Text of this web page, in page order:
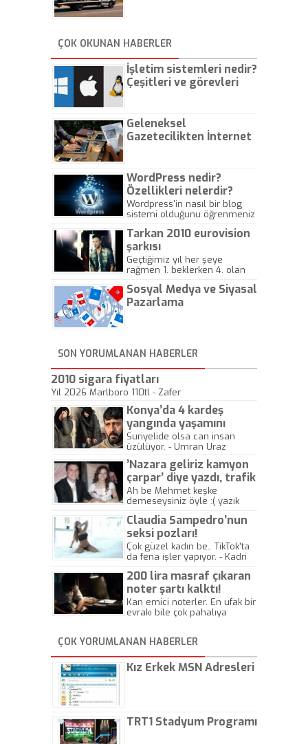
ÇOK OKUNAN HABERLER
İşletim sistemleri nedir?
Çeşitleri ve görevleri
Geleneksel
Gazetecilikten İnternet
WordPress nedir?
Özellikleri nelerdir?
Wordpress'in nasıl bir blog
sistemi olduğunu öğrenmeniz
Tarkan 2010 eurovision
şarkısı
Geçtiğimiz yıl her şeye
rağmen 1. beklerken 4. olan
gösterisinin bu yarışmada
önemli olmadığını anlamıştır.
Sosyal Medya ve Siyasal
Pazarlama
SON YORUMLANAN HABERLER
2010 sigara fiyatları
Yıl 2026 Marlboro 110tl - Zafer
Konya’da 4 kardeş
yangında yaşamını
yitirdi
Suriyelide olsa can insan
üzülüyor. - Umran Uraz
’Nazara geliriz kamyon
çarpar’ diye yazdı, trafik
kazasında öldü!
Ah be Mehmet keşke
demeseysiniz öyle :( yazık
Claudia Sampedro’nun
seksi pozları!
Çok güzel kadın be.. TikTok'ta
da fena işler yapıyor. - Kadri
200 lira masraf çıkaran
noter şartı kalktı!
Kan emici noterler. En ufak bir
evrakı bile çok pahalıya
kaptırıyorsunuz. - Kayhan
Gezenti
ÇOK YORUMLANAN HABERLER
Kız Erkek MSN Adresleri
TRT1 Stadyum Programı